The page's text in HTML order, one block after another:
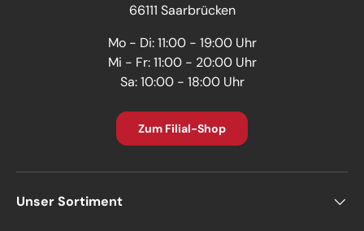
66111 Saarbrücken
Mo - Di: 11:00 - 19:00 Uhr
Mi - Fr: 11:00 - 20:00 Uhr
Sa: 10:00 - 18:00 Uhr
Zum Filial-Shop
Unser Sortiment